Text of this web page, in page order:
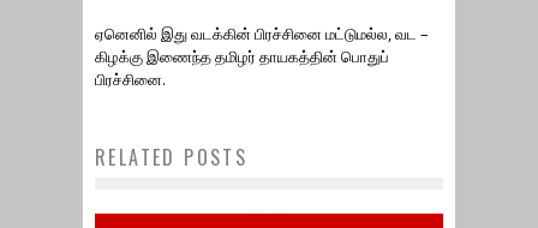
ஏனெனில் இது வடக்கின் பிரச்சினை மட்டுமல்ல, வட –
கிழக்கு இணைந்த தமிழர் தாயகத்தின் பொதுப்
பிரச்சினை.
RELATED POSTS
மே -18, தமிழின அழிப்பு நாள்
தழிழீழத் தேசிய மாவீரர் நாள்
2022
13வது சட்டத் திருத்தத்தை
உரிமை மீட்புப்போரை